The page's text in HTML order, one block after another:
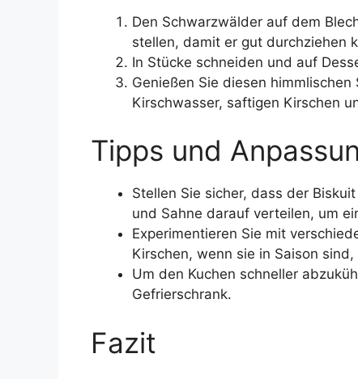
Den Schwarzwälder auf dem
stellen, damit er gut durchziehen
In Stücke schneiden und auf
Genießen Sie diesen
Kirschwasser, saftigen Kirschen
Tipps und
Stellen Sie sicher, dass der
und Sahne darauf verteilen, um
Experimentieren Sie mit
Kirschen, wenn sie in Saison
Um den Kuchen schneller
Gefrierschrank.
Fazit